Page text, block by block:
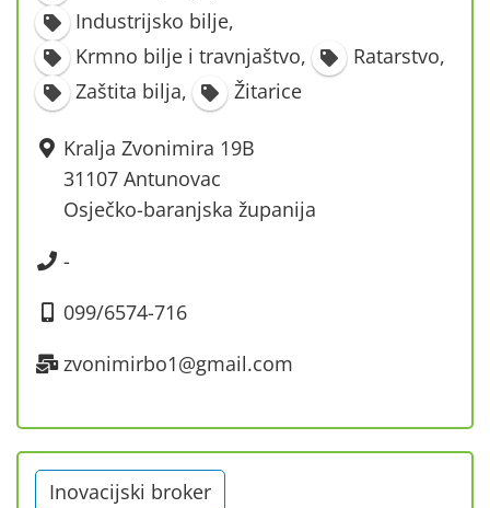
Industrijsko bilje,
Krmno bilje i travnjaštvo, Ratarstvo,
Zaštita bilja, Žitarice
Kralja Zvonimira 19B
31107 Antunovac
Osječko-baranjska županija
-
099/6574-716
zvonimirbo1@gmail.com
Inovacijski broker